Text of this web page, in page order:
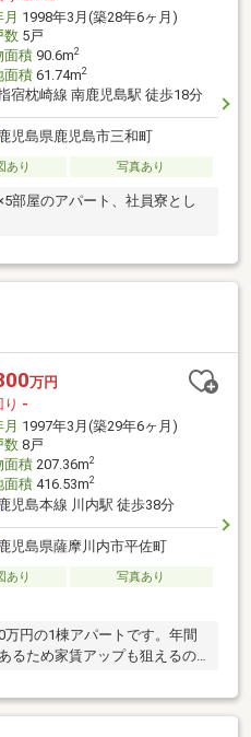
月 1998年3月(築28年6ヶ月)
数5戸
面積90.6m2
面積61.74m2
宿枕崎線 南鹿児島駅 徒歩18分
児島県鹿児島市三和町
あり 写真あり
部屋のアパート、社員寮とし
万円
-
1997年3月(築29年6ヶ月)
数8戸
面積207.36m2
面積416.53m2
鹿児島本線 川内駅 徒歩38分
鹿児島県薩摩川内市平佐町
あり
写真あり
円の1棟アパートです。年間
るため家賃アップも狙えるの